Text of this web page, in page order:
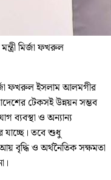
মির্জা ফখরুল
ফখরুল ইসলাম আলমগীর
টেকসই উন্নয়ন সম্ভব
ব্যবস্থা ও অন্যান্য
যাচ্ছে। তবে শুধু
বৃদ্ধি ও অর্থনৈতিক সক্ষমতা